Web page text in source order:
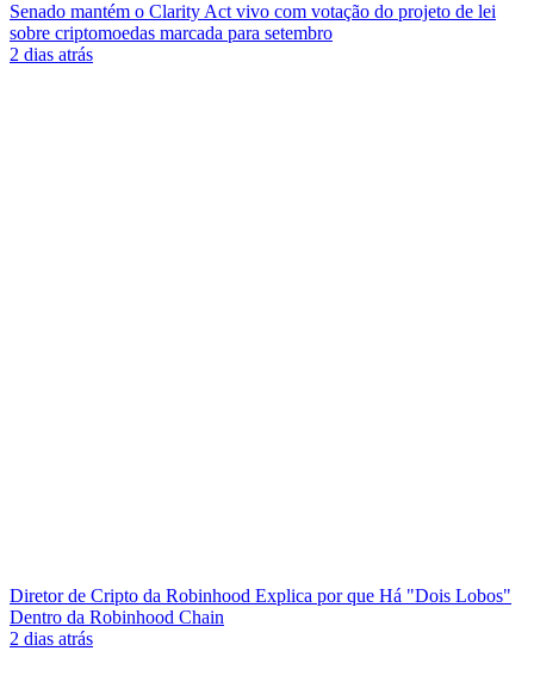
Senado mantém o Clarity Act vivo com votação do projeto de lei
sobre criptomoedas marcada para setembro
2 dias atrás
Diretor de Cripto da Robinhood Explica por que Há "Dois Lobos"
Dentro da Robinhood Chain
2 dias atrás